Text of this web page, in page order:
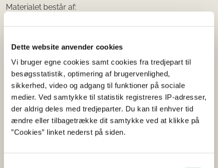
Dette website anvender cookies
Vi bruger egne cookies samt cookies fra tredjepart til
besøgsstatistik, optimering af brugervenlighed,
sikkerhed, video og adgang til funktioner på sociale
medier. Ved samtykke til statistik registreres IP-adresser,
der aldrig deles med tredjeparter. Du kan til enhver tid
ændre eller tilbagetrække dit samtykke ved at klikke på
”Cookies” linket nederst på siden.
Materialet består af:
Miljøkonsekvensrapport inklusive bilag
Udkast til § 25-tilladelse og udkast til dispensation fra
Arealomlægning og Vandmiljø.
Læs mere om projektet på Styrelsen for Grøn
Arealomlægning og Vandmiljøs hjemmeside.
Projekthjemmeside for udvidelse af 400 kV
højspændingsstation Idomlund